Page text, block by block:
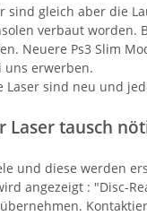
sind gleich aber die
verbaut
Neuere Ps3 Slim
uns erwerben.
sind neu und
tausch
und diese werden
angezeigt : "Disc-